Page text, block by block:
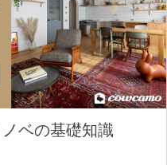
ベの基礎知識